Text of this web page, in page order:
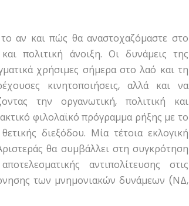
αν και πώς θα αναστοχαζόμαστε στο
πολιτική άνοιξη. Οι δυνάμεις της
χρήσιμες σήμερα στο λαό και τη
κινητοποιήσεις, αλλά και να
την οργανωτική, πολιτική και
φιλολαϊκό πρόγραμμα ρήξης με το
διεξόδου. Μία τέτοια εκλογική
θα συμβάλλει στη συγκρότηση
αντιπολίτευσης στις
των μνημονιακών δυνάμεων (ΝΔ,